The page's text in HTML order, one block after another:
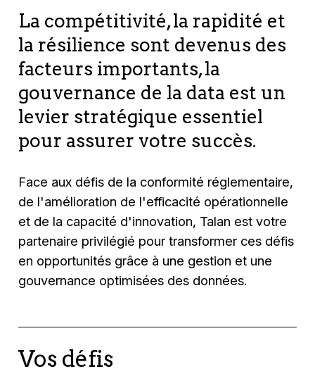
La compétitivité, la rapidité et
la résilience sont devenus des
facteurs importants, la
gouvernance de la data est un
levier stratégique essentiel
pour assurer votre succès.
Face aux défis de la conformité réglementaire,
de l'amélioration de l'efficacité opérationnelle
et de la capacité d'innovation, Talan est votre
partenaire privilégié pour transformer ces défis
en opportunités grâce à une gestion et une
gouvernance optimisées des données.
Vos défis